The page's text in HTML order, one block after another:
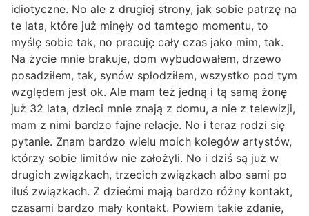
idiotyczne. No ale z drugiej strony, jak sobie patrzę na
te lata, które już minęły od tamtego momentu, to
myślę sobie tak, no pracuję cały czas jako mim, tak.
Na życie mnie brakuje, dom wybudowałem, drzewo
posadziłem, tak, synów spłodziłem, wszystko pod tym
względem jest ok. Ale mam też jedną i tą samą żonę
już 32 lata, dzieci mnie znają z domu, a nie z telewizji,
mam z nimi bardzo fajne relacje. No i teraz rodzi się
pytanie. Znam bardzo wielu moich kolegów artystów,
którzy sobie limitów nie założyli. No i dziś są już w
drugich związkach, trzecich związkach albo sami po
iluś związkach. Z dziećmi mają bardzo różny kontakt,
czasami bardzo mały kontakt. Powiem takie zdanie,